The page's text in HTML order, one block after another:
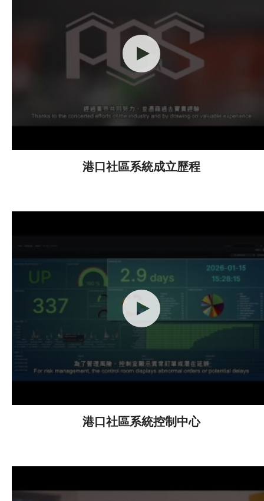
港口社區系統成立歷程
港口社區系統控制中心